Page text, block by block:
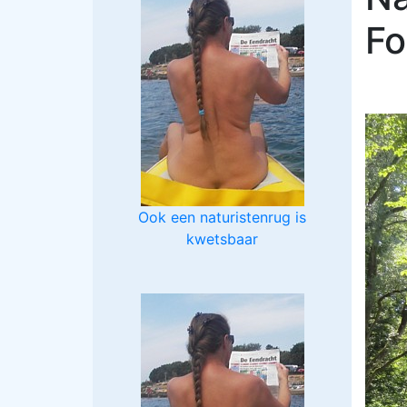
Ook een naturistenrug is
kwetsbaar